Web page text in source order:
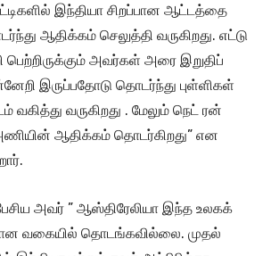
இந்தியா சிறப்பான ஆட்டத்தை
ஆதிக்கம் செலுத்தி வருகிறது. எட்டு
பெற்றிருக்கும் அவர்கள் அரை இறுதிப்
இருப்பதோடு தொடர்ந்து புள்ளிகள்
வகித்து வருகிறது . மேலும் நெட் ரன்
அணியின் ஆதிக்கம் தொடர்கிறது” என
அவர் ” ஆஸ்திரேலியா இந்த உலகக்
வகையில் தொடங்கவில்லை. முதல்